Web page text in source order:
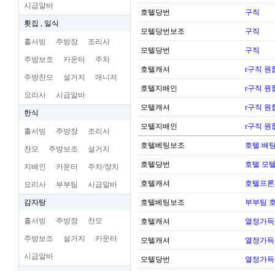
시급알바
횟집 , 일식
홀서빙 주방장 조리사
주방보조 카운터 주차
주방찬모 설거지 매니저
요리사 시급알바
한식
홀서빙 주방장 조리사
찬모 주방보조 설거지
지배인 카운터 주차/장치
요리사 부부팀 시급알바
감자탕
홀서빙 주방장 찬모
주방보조 설거지 카운터
시급알바
호텔당번 구직
모텔당번보조 구직
모텔당번 구직
호텔캐셔 r구직 원
호텔지배인 r구직 원
모텔캐셔 r구직 원
모텔지배인 r구직 원
호텔베팅보조 호텔 배
호텔당번 호텔 모
호텔캐셔 호텔프
호텔베팅보조 부부팀
호텔캐셔 열정가
모텔캐셔 열정가
모텔당번 열정가